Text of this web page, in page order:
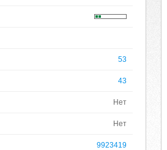
53
43
Нет
Нет
9923419